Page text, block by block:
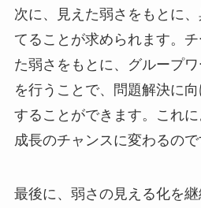
次に、見えた弱さをもとに
てることが求められます。
た弱さをもとに、グループ
を行うことで、問題解決に
することができます。これ
成長のチャンスに変わるので
最後に、弱さの見える化を継